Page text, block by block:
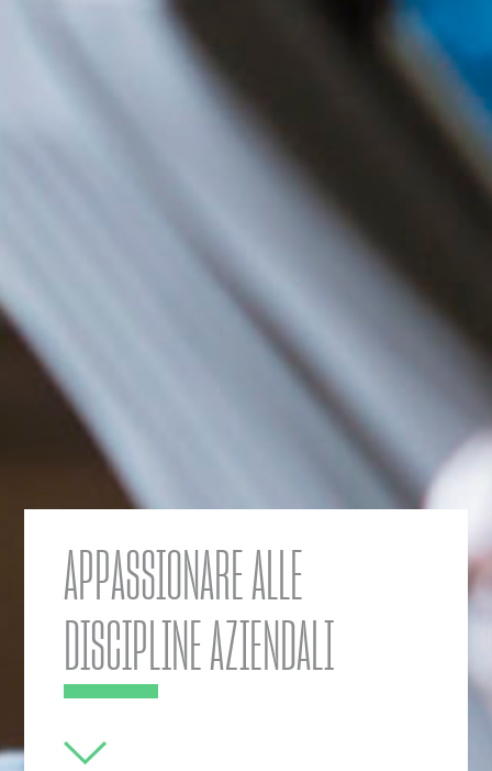
APPASSIONARE ALLE
DISCIPLINE AZIENDALI